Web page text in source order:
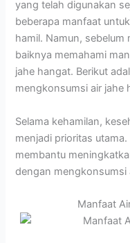
yang telah digunakan
beberapa manfaat
hamil. Namun, sebelum
baiknya memahami
jahe hangat. Berikut
mengkonsumsi air jahe
Selama kehamilan,
menjadi prioritas utama.
membantu
dengan mengkonsumsi
Manfaat